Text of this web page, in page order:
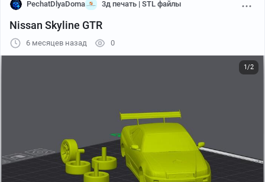
PechatDlyaDoma 3д печать | STL файлы
Nissan Skyline GTR
6 месяцев назад 0
1/2